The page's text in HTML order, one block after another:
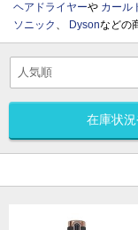
ヘアドライヤーや カール
ソニック 、 Dysonなどの
在庫状